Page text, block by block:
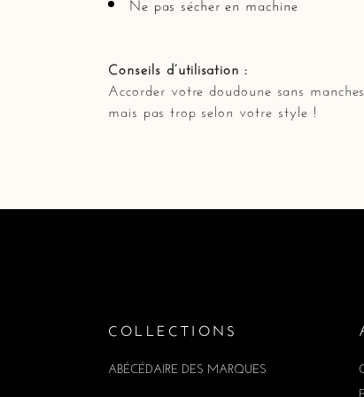
Conseils d’utilisation :
Accorder votre doudoune sans
mais pas trop selon votre style !
COLLECTIONS
ABÉCÉDAIRE DES MARQUES